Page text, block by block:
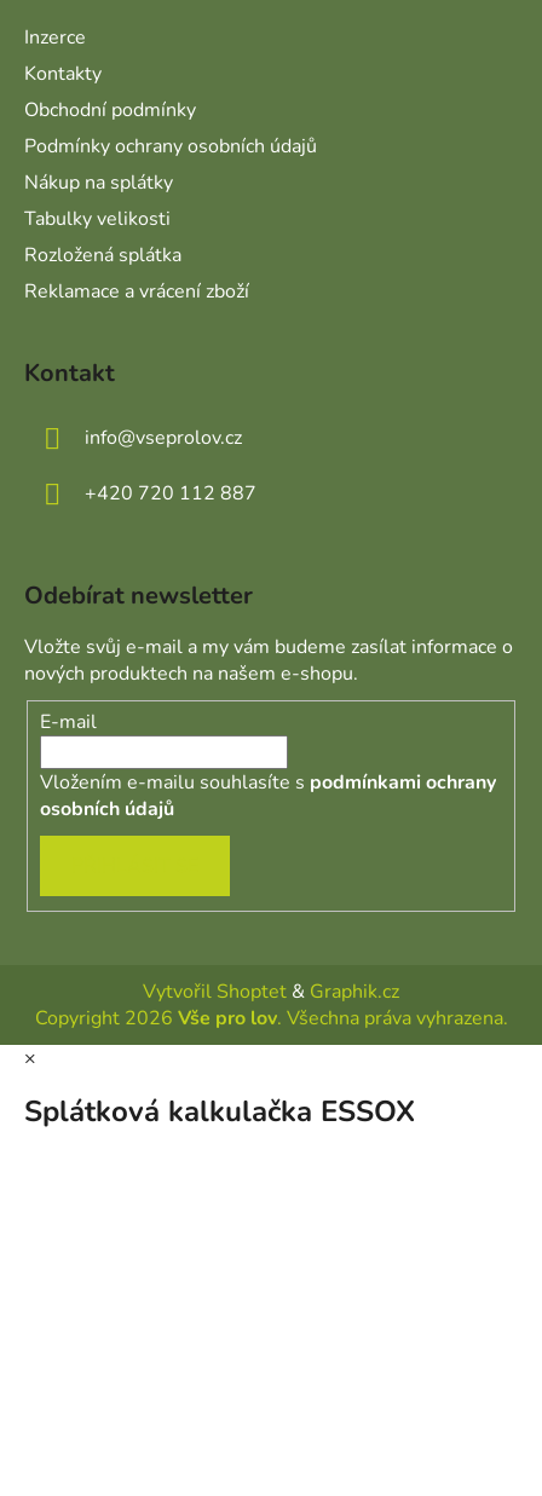
Inzerce
Kontakty
Obchodní podmínky
Podmínky ochrany osobních údajů
Nákup na splátky
Tabulky velikosti
Rozložená splátka
Reklamace a vrácení zboží
Kontakt
info@vseprolov.cz
+420 720 112 887
Odebírat newsletter
Vložte svůj e-mail a my vám budeme zasílat informace o
nových produktech na našem e-shopu.
E-mail
Vložením e-mailu souhlasíte s podmínkami ochrany
osobních údajů
Vytvořil Shoptet & Graphik.cz
Copyright 2026 Vše pro lov. Všechna práva vyhrazena.
×
Splátková kalkulačka ESSOX